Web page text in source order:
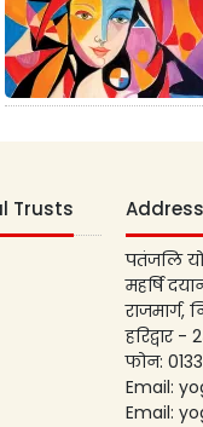
Trusts Address
पतंजलि
महर्षि
राजमार्ग,
हरिद्वार -
फोन:
Email:
Email: